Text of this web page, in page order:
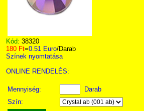
Kód: 38320
180 Ft=0.51 Euro/Darab
Színek nyomtatása
ONLINE RENDELÉS:
Mennyiség:
Darab
Szín: